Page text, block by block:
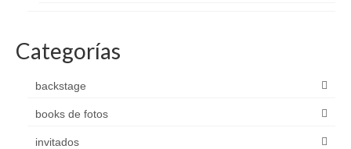
Categorías
backstage
books de fotos
invitados